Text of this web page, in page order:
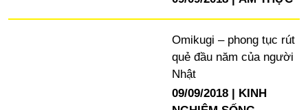
Omikugi – phong tục rút
quẻ đầu năm của người
Nhật
09/09/2018
KINH